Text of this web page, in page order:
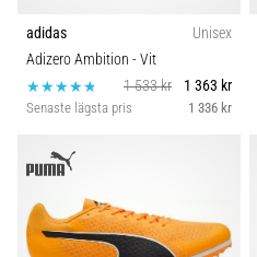
adidas
Unisex
Adizero Ambition - Vit
1 533 kr
1 363 kr
Senaste lägsta pris 1 336 kr